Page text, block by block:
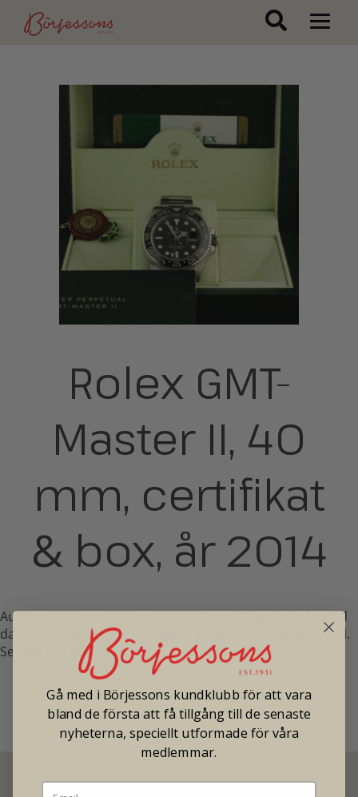
Rolex GMT-
Master II, 40
mm, certifikat
& box, år 2014
Automatiskt urverk. Boett i stål, 40 mm. Svart urtavla med
datumfönster. Safirglas. Vridbar glasring. Oysterlänk i stål.
Servad hos Bergströms, garanti tom Oktober 2027.
Pris: 139 000
Gå med i Börjessons kundklubb för att vara
bland de första att få tillgång till de senaste
nyheterna, speciellt utformade för våra
medlemmar.